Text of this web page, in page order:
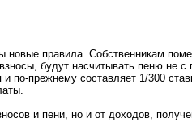
новые правила. Собственникам
будут насчитывать пеню не с
по-прежнему составляет 1/300
и пени, но и от доходов,